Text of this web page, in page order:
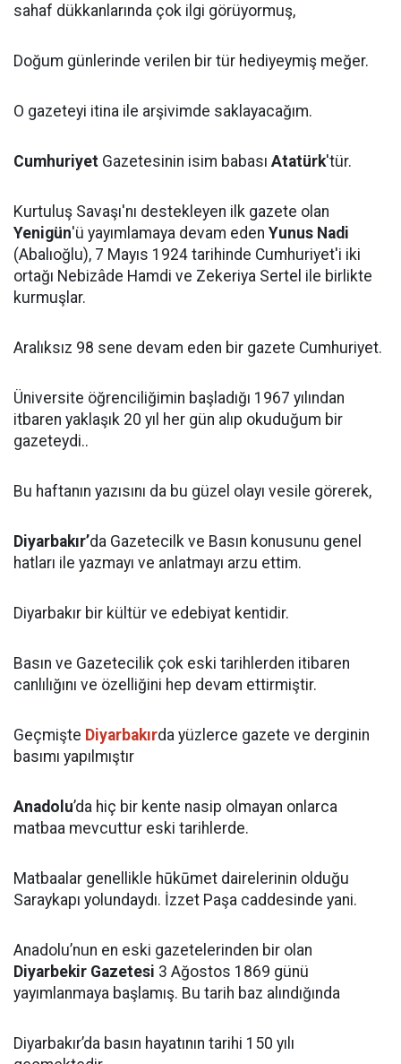
sahaf dükkanlarında çok ilgi görüyormuş,
Doğum günlerinde verilen bir tür hediyeymiş meğer.
O gazeteyi itina ile arşivimde saklayacağım.
Cumhuriyet Gazetesinin isim babası Atatürk'tür.
Kurtuluş Savaşı'nı destekleyen ilk gazete olan
Yenigün'ü yayımlamaya devam eden Yunus Nadi
(Abalıoğlu), 7 Mayıs 1924 tarihinde Cumhuriyet'i iki
ortağı Nebizâde Hamdi ve Zekeriya Sertel ile birlikte
kurmuşlar.
Aralıksız 98 sene devam eden bir gazete Cumhuriyet.
Üniversite öğrenciliğimin başladığı 1967 yılından
itbaren yaklaşık 20 yıl her gün alıp okuduğum bir
gazeteydi..
Bu haftanın yazısını da bu güzel olayı vesile görerek,
Diyarbakır’da Gazetecilk ve Basın konusunu genel
hatları ile yazmayı ve anlatmayı arzu ettim.
Diyarbakır bir kültür ve edebiyat kentidir.
Basın ve Gazetecilik çok eski tarihlerden itibaren
canlılığını ve özelliğini hep devam ettirmiştir.
Geçmişte Diyarbakırda yüzlerce gazete ve derginin
basımı yapılmıştır
Anadolu’da hiç bir kente nasip olmayan onlarca
matbaa mevcuttur eski tarihlerde.
Matbaalar genellikle hūkūmet dairelerinin olduğu
Saraykapı yolundaydı. İzzet Paşa caddesinde yani.
Anadolu’nun en eski gazetelerinden bir olan
Diyarbekir Gazetesi 3 Ağostos 1869 günü
yayımlanmaya başlamış. Bu tarih baz alındığında
Diyarbakır’da basın hayatının tarihi 150 yılı